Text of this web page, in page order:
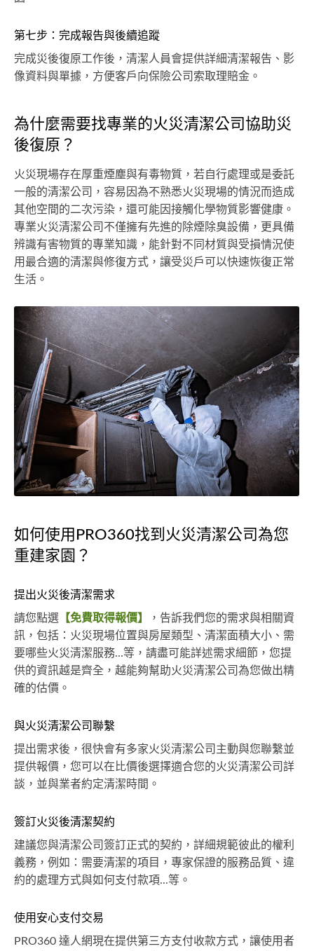
第七步：完成報告與後續追蹤
完成災後復原工作後，清潔人員會提供詳細清潔報告、影
像資料與單據，方便客戶向保險公司索取理賠金。
為什麼需要找專業的火災清潔公司協助災
後復原？
火災現場存在厚重煙塵與有毒物質，若自行處理或是委託
一般的清潔公司，容易因為不熟悉火災現場的情況而造成
其他空間的二次污染，還可能因接觸化學物質影響健康。
專業火災清潔公司不僅擁有先進的除煙除臭設備，更具備
辨識有害物質的專業知識，能針對不同材質與受損情況使
用最合適的清潔與修復方式，讓受災戶可以快速恢復正常
生活。
如何使用PRO360找到火災清潔公司為您
重建家園？
提出火災後清潔需求
請您點選 【免費取得報價】
，告訴我們您的需求與相關資
訊，包括：火災現場位置與房屋類型、清潔面積大小、需
要哪些火災清潔服務...等，請盡可能詳述需求細節，您提
供的資訊越是齊全，越能夠幫助火災清潔公司為您做出精
確的估價。
與火災清潔公司聯繫
提出需求後，很快會有多家火災清潔公司主動與您聯繫並
提供報價，您可以在比價後選擇適合您的火災清潔公司詳
談，並與業者約定清潔時間。
簽訂火災後清潔契約
建議您與清潔公司簽訂正式的契約，詳細規範彼此的權利
義務，例如：需要清潔的項目，專家保證的服務品質、違
約的處理方式與如何支付款項...等。
使用安心支付交易
PRO360 達人網現在提供第三方支付收款方式，讓使用者